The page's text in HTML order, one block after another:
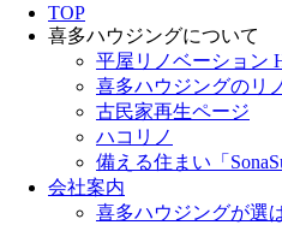
TOP
喜多ハウジングについて
平屋リノベーション
喜多ハウジングのリ
古民家再生ページ
ハコリノ
備える住まい「
会社案内
喜多ハウジングが選